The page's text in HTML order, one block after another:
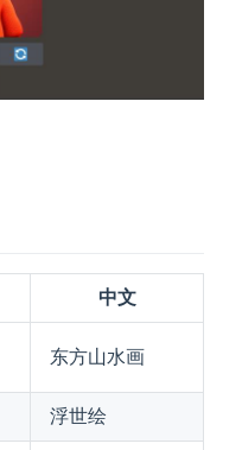
中文
东方山水画
浮世绘